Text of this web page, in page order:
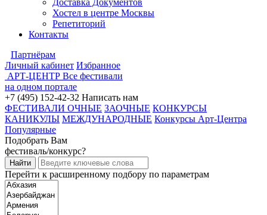
Доставка Документов
Хостел в центре Москвы
Репетиторий
Контакты
Партнёрам
Личный кабинет Избранное
АРТ-ЦЕНТР Все фестивали
на одном портале
+7 (495) 152-42-32 Написать нам
ФЕСТИВАЛИ ОЧНЫЕ ЗАОЧНЫЕ КОНКУРСЫ
КАНИКУЛЫ МЕЖДУНАРОДНЫЕ Конкурсы Арт-Центра
Популярные
Подобрать Вам
фестиваль/конкурс?
Перейти к расширенному подбору по параметрам